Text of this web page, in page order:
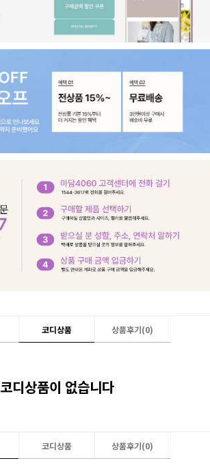
코디상품 상품후기(0)
코디상품이 없습니다
코디상품 상품후기(0)